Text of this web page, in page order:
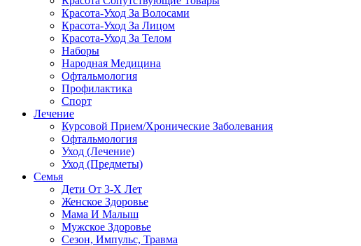
Красота-Уход За Волосами
Красота-Уход За Лицом
Красота-Уход За Телом
Наборы
Народная Медицина
Офтальмология
Профилактика
Спорт
Лечение
Курсовой Прием/Хронические Заболевания
Офтальмология
Уход (Лечение)
Уход (Предметы)
Семья
Дети От 3-Х Лет
Женское Здоровье
Мама И Малыш
Мужское Здоровье
Сезон, Импульс, Травма